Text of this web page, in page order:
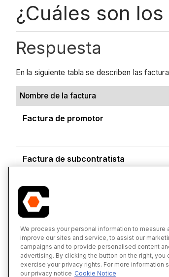
¿Cuáles son
Respuesta
En la siguiente tabla se describen las
Nombre de la factura
Factura de promotor
Factura de subcontratista
Consulte también
Pedidos
Contratos principales
We process your personal information to measure
improve our sites and service, to assist our
campaigns and to provide personalised content
advertising. By clicking the button on the right, you
exercise your privacy rights. For more information
our privacy notice Cookie Notice